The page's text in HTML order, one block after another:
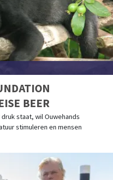
BEER
staat, wil Ouwehands
stimuleren en mensen